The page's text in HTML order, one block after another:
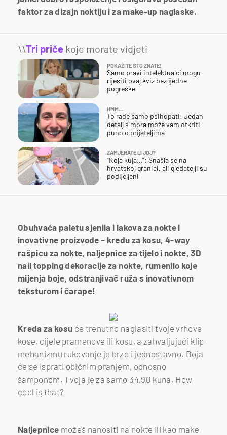
faktor za dizajn noktiju i za make-up naglaske.
\\Tri priče koje morate vidjeti
POKAŽITE ŠTO ZNATE!
Samo pravi intelektualci mogu
riješiti ovaj kviz bez ijedne
pogreške
HMM…
To rade samo psihopati: Jedan
detalj s mora može vam otkriti
puno o prijateljima
ZAMJERATE LI JOJ?
"Koja kuja…": Snašla se na
hrvatskoj granici, ali gledatelji su
podijeljeni
Obuhvaća paletu sjenila i lakova za nokte i
inovativne proizvode – kredu za kosu, 4-way
rašpicu za nokte, naljepnice za tijelo i nokte, 3D
nail topping dekoracije za nokte, rumenilo koje
mijenja boje, odstranjivač ruža s inovativnom
teksturom i čarape!
Kreda za kosu će trenutno naglasiti tvoje vrhove
kose, cijele pramenove ili kosu, a zahvaljujući klip
mehanizmu rukovanje je brzo i jednostavno. Boja
će se isprati običnim pranjem, odnosno
šamponom. Tvoja je za samo 34,90 kuna. How
cool is that?
Naljepnice možeš nanositi na nokte ili kao make-